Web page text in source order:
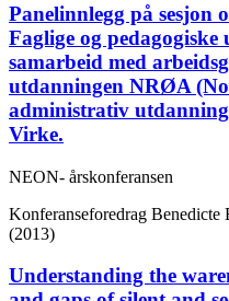
Panelinnlegg på sesjon
Faglige og
samarbeid med
utdanningen NRØA
administrativ
Virke.
NEON- årskonferansen
Konferanseforedrag Benedicte
(2013)
Understanding the